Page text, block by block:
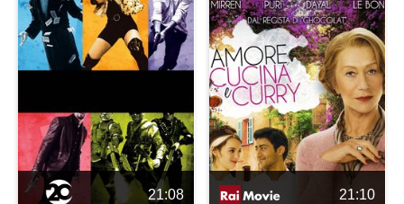
21:08 21:10